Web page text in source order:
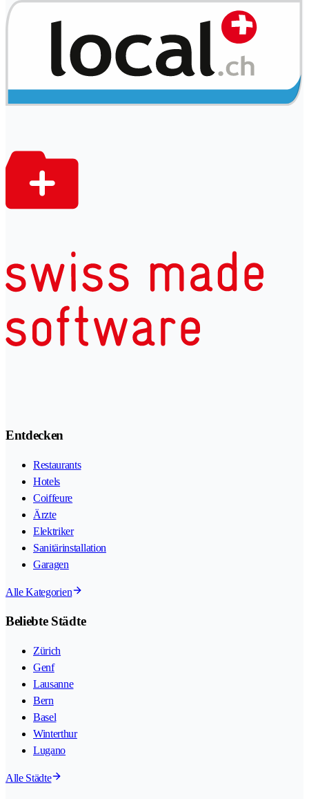
Entdecken
Restaurants
Hotels
Coiffeure
Ärzte
Elektriker
Sanitärinstallation
Garagen
Alle Kategorien
Beliebte Städte
Zürich
Genf
Lausanne
Bern
Basel
Winterthur
Lugano
Alle Städte